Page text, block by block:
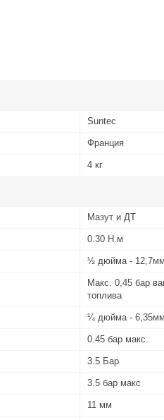
Suntec
Франция
4 кг
Мазут и ДТ
0.30 Н.м
½ дюйма - 12,7мм
Макс. 0,45 бар
топлива
¼ дюйма - 6,35мм
0.45 бар макс.
3.5 Бар
3.5 бар макс
11 мм